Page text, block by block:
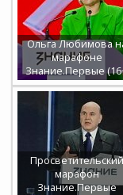
Ольга Любимова
марафоне
Знание.Первые
Просветительский
марафон
Знание.Первые